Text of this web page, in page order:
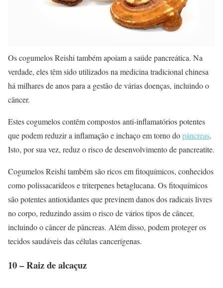
Os cogumelos Reishi também apoiam a saúde pancreática. Na
verdade, eles têm sido utilizados na medicina tradicional chinesa
há milhares de anos para a gestão de várias doenças, incluindo o
câncer.
Estes cogumelos contêm compostos anti-inflamatórios potentes
que podem reduzir a inflamação e inchaço em torno dopâncreas.
Isto, por sua vez, reduz o risco de desenvolvimento de pancreatite.
Cogumelos Reishi também são ricos em fitoquímicos, conhecidos
como polissacarídeos e triterpenes betaglucana. Os fitoquímicos
são potentes antioxidantes que previnem danos dos radicais livres
no corpo, reduzindo assim o risco de vários tipos de câncer,
incluindo o câncer de pâncreas. Além disso, podem proteger os
tecidos saudáveis ​​das células cancerígenas.
10 – Raiz de alcaçuz